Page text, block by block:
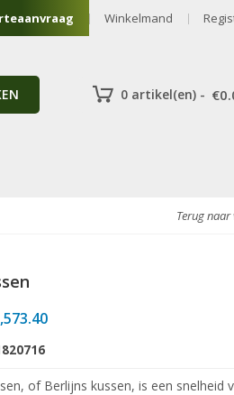
Winkelmand
0 artikel(en) - €
Terug
Prijsklasse:
of Berlijns kussen, is een snelheid